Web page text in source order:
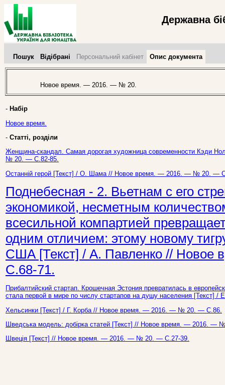
Державна
Пошук Відібрані Персональний кабінет Опис документа
Новое время. — 2016. — № 20.
- Набір
Новое время.
- Статті, розділи
Женщина-скандал. Самая дорогая художница современности Кэди
№ 20. — С.82-85.
Останній герой [Текст] / О. Шама // Новое время. — 2016. — № 20. —
Поднебесная - 2. Вьетнам с его
экономикой, несметным
всесильной компартией
одним отличием: этому новому
США [Текст] / А. Павленко //
С.68-71.
Прибалтийский стартап. Крошечная Эстония превратилась в
стала первой в мире по числу стартапов на душу населения
Хельсинки [Текст] / Г. Корба // Новое время. — 2016. — № 20. — С.86.
Шведська модель: добірка статей [Текст] // Новое время. — 2016. —
Швеція [Текст] // Новое время. — 2016. — № 20. — С.27-39.